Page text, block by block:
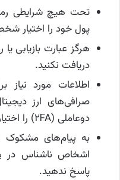
پول خود را اختیار
هرگز عبارت بازیابی
دریافت نکنید.
اطلاعات مورد
صرافی‌های ارز
دوعاملی (2FA) را اختیار شخص دیگری قرار ندهید.
به پیام‌های مشکوک
اشخاص ناشناس در
پاسخ ندهید.